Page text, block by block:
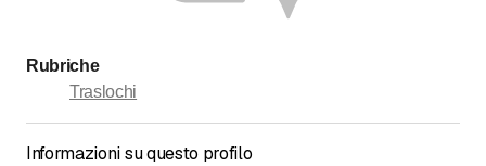
Rubriche
Traslochi
Informazioni su questo profilo